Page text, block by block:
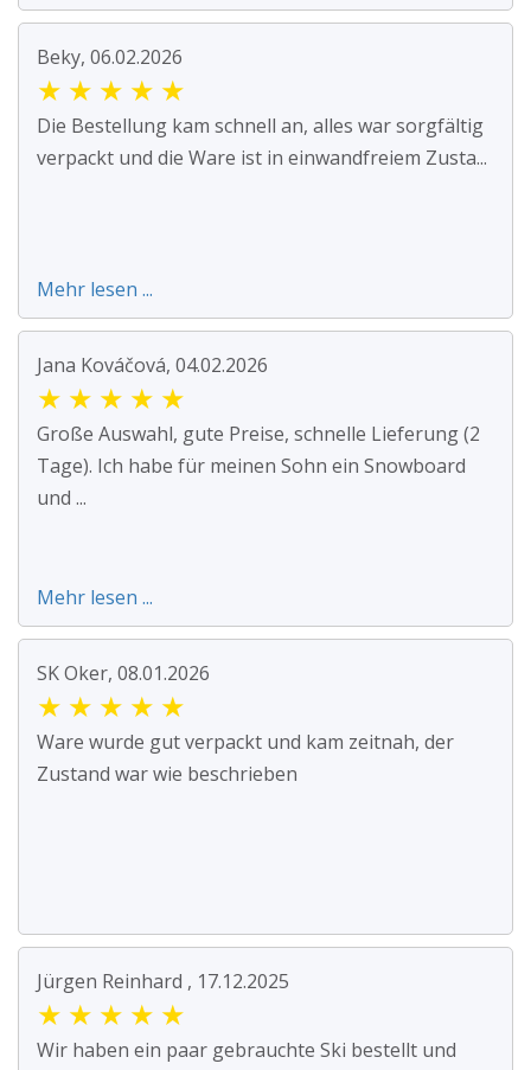
Beky, 06.02.2026
★ ★ ★ ★ ★
Die Bestellung kam schnell an, alles war sorgfältig
verpackt und die Ware ist in einwandfreiem Zusta...
Mehr lesen ...
Jana Kováčová, 04.02.2026
★ ★ ★ ★ ★
Große Auswahl, gute Preise, schnelle Lieferung (2
Tage). Ich habe für meinen Sohn ein Snowboard
und ...
Mehr lesen ...
SK Oker, 08.01.2026
★ ★ ★ ★ ★
Ware wurde gut verpackt und kam zeitnah, der
Zustand war wie beschrieben
Jürgen Reinhard , 17.12.2025
★ ★ ★ ★ ★
Wir haben ein paar gebrauchte Ski bestellt und